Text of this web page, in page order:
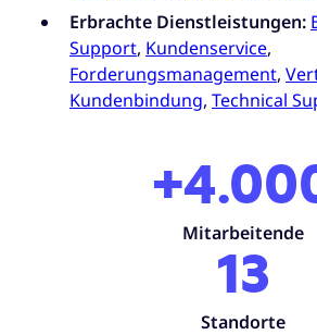
Erbrachte Dienstleistungen:
Support, Kundenservice,
Forderungsmanagement,
Kundenbindung, Technical
Mitarbeitende
13
Standorte